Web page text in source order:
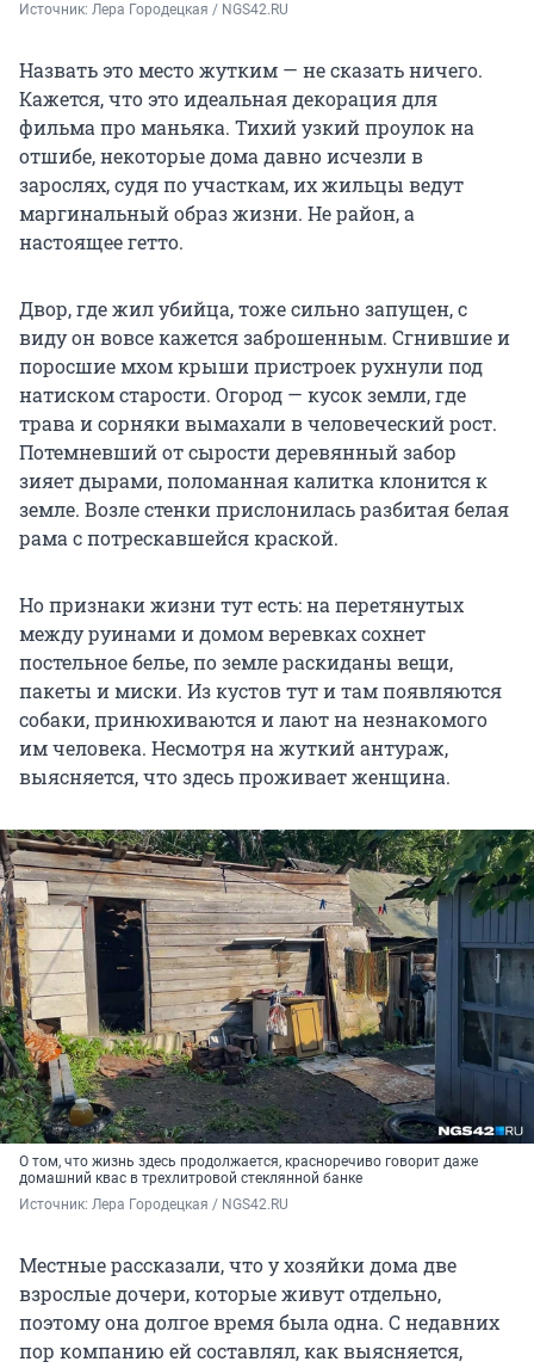
Источник: Лера Городецкая / NGS42.RU
Назвать это место жутким — не сказать ничего.
Кажется, что это идеальная декорация для
фильма про маньяка. Тихий узкий проулок на
отшибе, некоторые дома давно исчезли в
зарослях, судя по участкам, их жильцы ведут
маргинальный образ жизни. Не район, а
настоящее гетто.
Двор, где жил убийца, тоже сильно запущен, с
виду он вовсе кажется заброшенным. Сгнившие и
поросшие мхом крыши пристроек рухнули под
натиском старости. Огород — кусок земли, где
трава и сорняки вымахали в человеческий рост.
Потемневший от сырости деревянный забор
зияет дырами, поломанная калитка клонится к
земле. Возле стенки прислонилась разбитая белая
рама с потрескавшейся краской.
Но признаки жизни тут есть: на перетянутых
между руинами и домом веревках сохнет
постельное белье, по земле раскиданы вещи,
пакеты и миски. Из кустов тут и там появляются
собаки, принюхиваются и лают на незнакомого
им человека. Несмотря на жуткий антураж,
выясняется, что здесь проживает женщина.
О том, что жизнь здесь продолжается, красноречиво говорит даже
домашний квас в трехлитровой стеклянной банке
Источник: Лера Городецкая / NGS42.RU
Местные рассказали, что у хозяйки дома две
взрослые дочери, которые живут отдельно,
поэтому она долгое время была одна. С недавних
пор компанию ей составлял, как выясняется,